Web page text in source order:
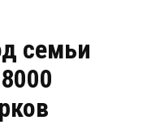
семьи